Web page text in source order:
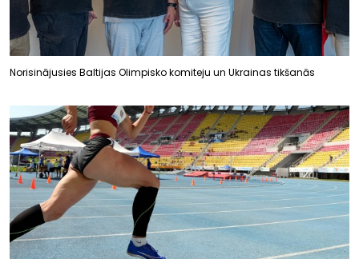
Norisinājusies Baltijas Olimpisko komiteju un Ukrainas tikšanās